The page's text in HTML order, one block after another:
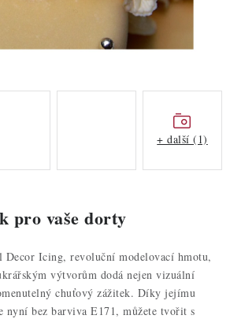
Blog
Moje objednávka
pro vaše dorty
Decor Icing, revoluční modelovací hmotu,
výtvorům dodá nejen vizuální
chuťový zážitek. Díky jejímu
nyní bez barviva E171, můžete tvořit s
+ další (1)